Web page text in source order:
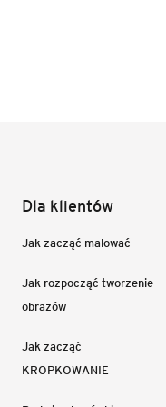
Dla klientów
Jak zacząć malować
Jak rozpocząć tworzenie
obrazów
Jak zacząć
KROPKOWANIE